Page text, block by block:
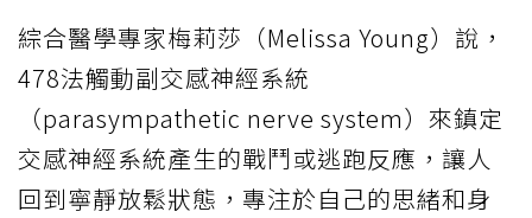
綜合醫學專家梅莉莎（Melissa Young）說，
478法觸動副交感神經系統
（parasympathetic nerve system）來鎮定
交感神經系統產生的戰鬥或逃跑反應，讓人
回到寧靜放鬆狀態，專注於自己的思緒和身